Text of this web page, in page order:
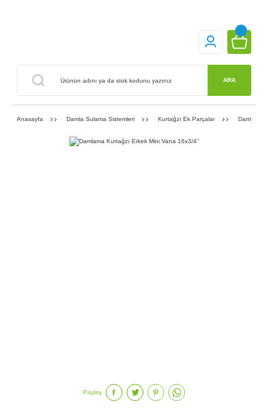
ARA
Anasayfa Damla Sulama Sistemleri Kurtağzı Ek Parçalar Damlama
Paylaş